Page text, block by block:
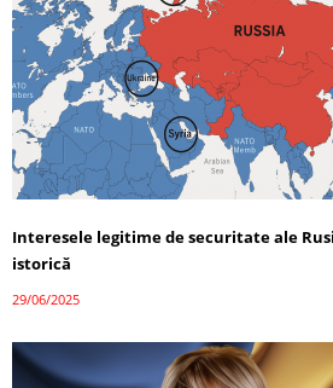
Interesele legitime de securitate ale
istorică
29/06/2025